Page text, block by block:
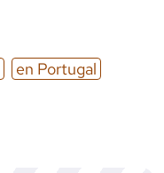
en Portugal